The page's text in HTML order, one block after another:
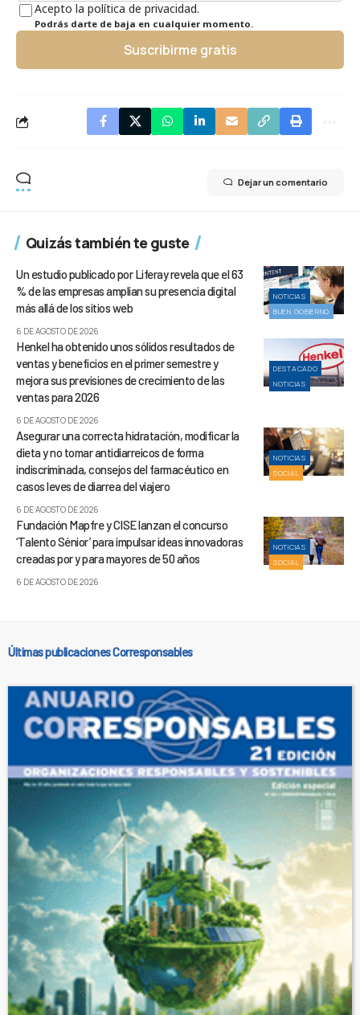
Acepto la política de privacidad.
Podrás darte de baja en cualquier momento.
Suscribirme gratis
Dejar un comentario
Quizás también te guste
NOTICIAS
BUEN GOBIERNO
Un estudio publicado por Liferay revela que el 63
% de las empresas amplían su presencia digital
más allá de los sitios web
6 DE AGOSTO DE 2026
DESTACADO
NOTICIAS
Henkel ha obtenido unos sólidos resultados de
ventas y beneficios en el primer semestre y
mejora sus previsiones de crecimiento de las
ventas para 2026
6 DE AGOSTO DE 2026
NOTICIAS
SOCIAL
Asegurar una correcta hidratación, modificar la
dieta y no tomar antidiarreicos de forma
indiscriminada, consejos del farmacéutico en
casos leves de diarrea del viajero
6 DE AGOSTO DE 2026
NOTICIAS
SOCIAL
Fundación Mapfre y CISE lanzan el concurso
‘Talento Sénior’ para impulsar ideas innovadoras
creadas por y para mayores de 50 años
6 DE AGOSTO DE 2026
Últimas publicaciones Corresponsables